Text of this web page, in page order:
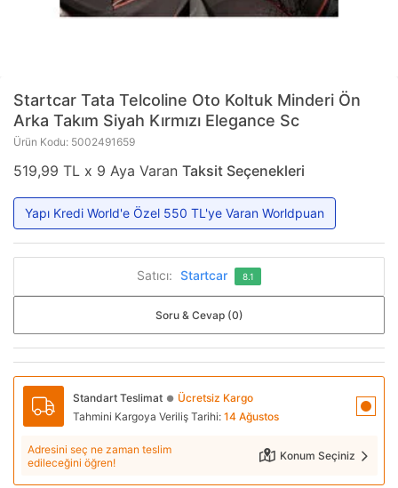
Startcar Tata Telcoline Oto Koltuk Minderi Ön
Arka Takım Siyah Kırmızı Elegance Sc
Ürün Kodu: 5002491659
519,99 TL x 9 Aya Varan Taksit Seçenekleri
Yapı Kredi World'e Özel 550 TL'ye Varan Worldpuan
Satıcı: Startcar 8.1
Soru & Cevap (0)
Standart Teslimat ● Ücretsiz Kargo
Tahmini Kargoya Veriliş Tarihi: 14 Ağustos
Adresini seç ne zaman teslim
edileceğini öğren!
Konum Seçiniz